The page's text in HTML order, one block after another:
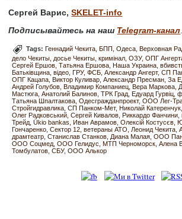
Сергей Варис,SKELET-info
Подписывайтесь на наш Telegram-канал
Tags:Геннадий Чекита БПП Одеса Верховная
дело Чекиты досье Чекиты кримінал ОЗУ ОПГ
Сергей Ершов Татьяна Ершова Наша Украина
Батьківщина відео ГРУ ФСБ Александр Ангерт СП
ОПГ Кацапа Виктор Куливар Александр Пресман За
Андрей Голубов Владимир Компаниец Вера Маркова
Мастюга Анатолий Балинов ТРК Град Едуард Гурвіц
Татьяна Шпалтакова Одесгражданпроект ООО Лег-
Стройгидравлика СП Панком-Мет Николай Катеренчук
Олег Радковський Сергей Кивалов Риккардо Фанчини
Трейд Ūkio bankas Иван Аврамов Олексій Костусєв
Гончаренко Сектор 12 ветераны АТО Леонид Чекита
драмтеатр Станислав Станков Диана Малая ООО
ООО Соцмед ООО Гелидус МТП Черноморск Алена
Томбулатов СБУ ООО Алькор